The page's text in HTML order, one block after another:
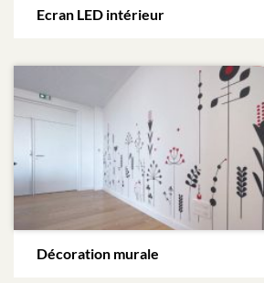
Ecran LED intérieur
Décoration murale